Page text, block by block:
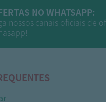
NO WHATSAPP:
nossos canais oficiais de